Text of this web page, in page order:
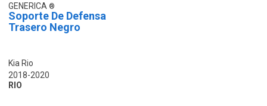
GENERICA
Soporte De Defensa
Trasero Negro
Kia Rio
2018-2020
RIO